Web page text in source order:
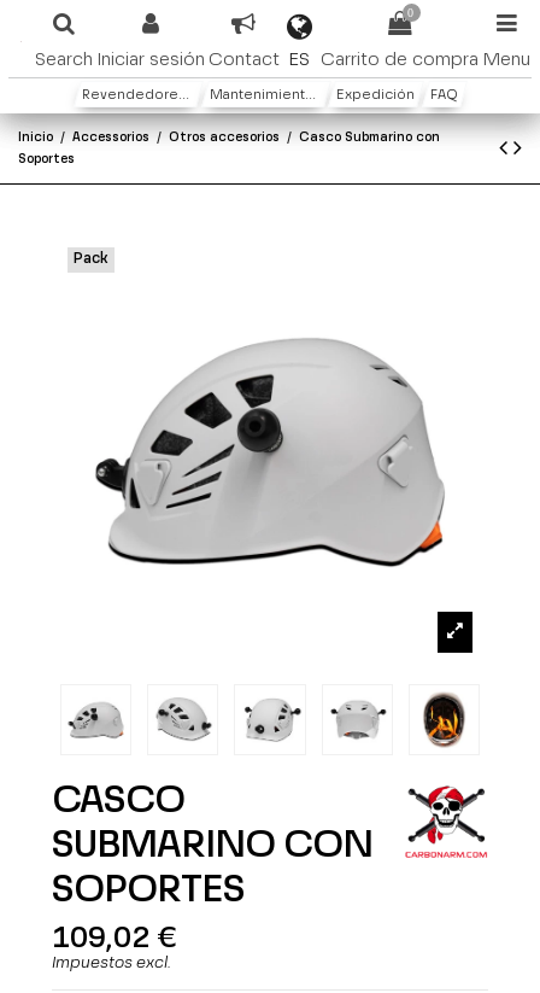
Search Iniciar sesión Contact ES
0
Carrito de compra Menu
Revendedores y distribuidores Mantenimiento y Garantìa Expedición FAQ
Inicio Accessorios Otros accesorios
Casco Submarino con
Soportes
Pack
CASCO
SUBMARINO CON
SOPORTES
109,02 €
Impuestos excl.